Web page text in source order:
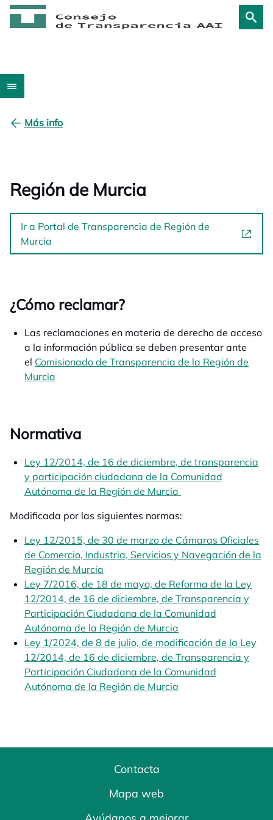
Más info
Región de Murcia
Ir a Portal de Transparencia de Región de
Murcia
¿Cómo reclamar?
Las reclamaciones en materia de derecho de acceso
a la información pública se deben presentar ante
el Comisionado de Transparencia de la Región de
Murcia
Normativa
Ley 12/2014, de 16 de diciembre, de transparencia
y participación ciudadana de la Comunidad
Autónoma de la Región de Murcia
Modificada por las siguientes normas:
Ley 12/2015, de 30 de marzo de Cámaras Oficiales
de Comercio, Industria, Servicios y Navegación de la
Región de Murcia
Ley 7/2016, de 18 de mayo, de Reforma de la Ley
12/2014, de 16 de diciembre, de Transparencia y
Participación Ciudadana de la Comunidad
Autónoma de la Región de Murcia
Ley 1/2024, de 8 de julio, de modificación de la Ley
12/2014, de 16 de diciembre, de Transparencia y
Participación Ciudadana de la Comunidad
Autónoma de la Región de Murcia
Contacta
Mapa web